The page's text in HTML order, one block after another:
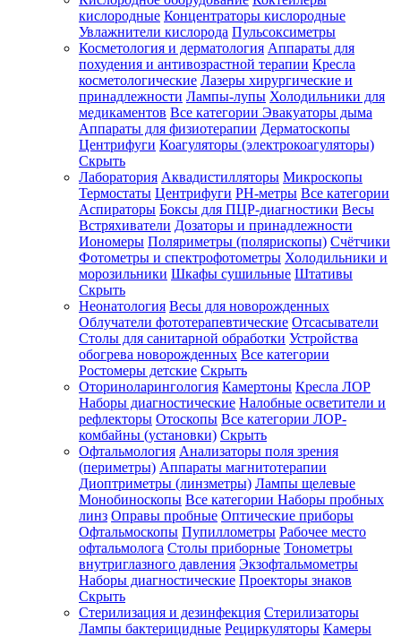
Зарегистрироваться
Зачем
регистрироваться?
Все
покупки
одном
месте
Личный
менеджер
Отслеживание
статуса
заказа
кислородные Концентраторы кислородные
Увлажнители кислорода Пульсоксиметры
Косметология и дерматология Аппараты для
похудения и антивозрастной терапии Кресла
косметологические Лазеры хирургические и
принадлежности Лампы-лупы Холодильники для
медикаментов Все категории Эвакуаторы дыма
Аппараты для физиотерапии Дерматоскопы
Центрифуги Коагуляторы (электрокоагуляторы)
Скрыть
Лаборатория Аквадистилляторы Микроскопы
Термостаты Центрифуги PH-метры Все категории
Аспираторы Боксы для ПЦР-диагностики Весы
Встряхиватели Дозаторы и принадлежности
Иономеры Поляриметры (полярископы) Счётчики
Фотометры и спектрофотометры Холодильники и
морозильники Шкафы сушильные Штативы
Скрыть
Неонатология Весы для новорожденных
Облучатели фототерапевтические Отсасыватели
Столы для санитарной обработки Устройства
обогрева новорожденных Все категории
Ростомеры детские Скрыть
Оториноларингология Камертоны Кресла ЛОР
Наборы диагностические Налобные осветители и
рефлекторы Отоскопы Все категории ЛОР-
комбайны (установки) Скрыть
Офтальмология Анализаторы поля зрения
(периметры) Аппараты магнитотерапии
Диоптриметры (линзметры) Лампы щелевые
Монобиноскопы Все категории Наборы пробных
линз Оправы пробные Оптические приборы
Офтальмоскопы Пупиллометры Рабочее место
офтальмолога Столы приборные Тонометры
внутриглазного давления Экзофтальмометры
Наборы диагностические Проекторы знаков
Скрыть
Стерилизация и дезинфекция Стерилизаторы
Лампы бактерицидные Рециркуляторы Камеры